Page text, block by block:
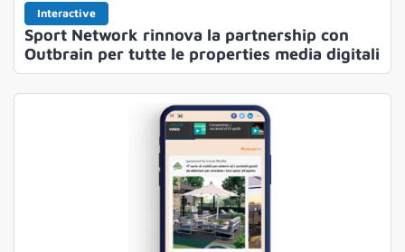
Interactive
Sport Network rinnova la partnership con
Outbrain per tutte le properties media digitali